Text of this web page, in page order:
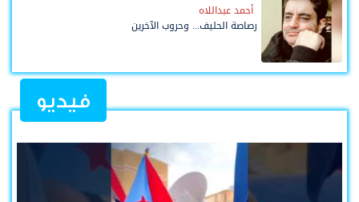
أحمد عبداللاه
رصاصة الحليف... وحروب الآخرين
فيديو